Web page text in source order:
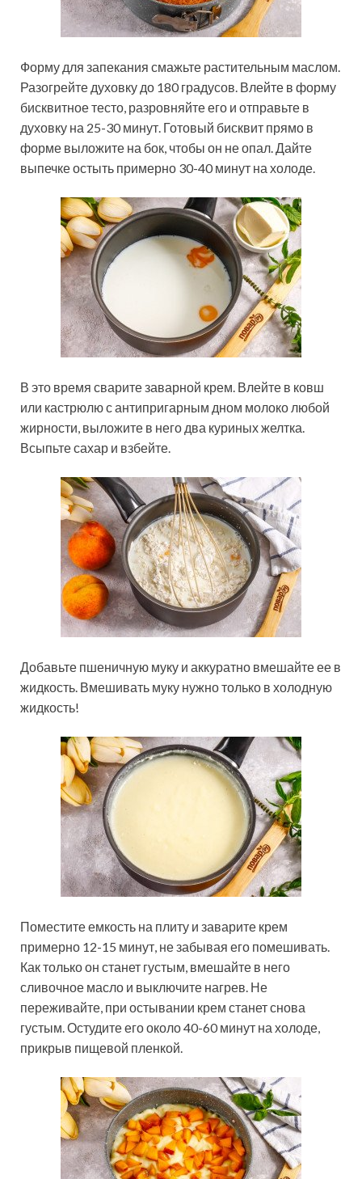
Форму для запекания смажьте растительным маслом.
Разогрейте духовку до 180 градусов. Влейте в форму
бисквитное тесто, разровняйте его и отправьте в
духовку на 25-30 минут. Готовый бисквит прямо в
форме выложите на бок, чтобы он не опал. Дайте
выпечке остыть примерно 30-40 минут на холоде.
В это время сварите заварной крем. Влейте в ковш
или кастрюлю с антипригарным дном молоко любой
жирности, выложите в него два куриных желтка.
Всыпьте сахар и взбейте.
Добавьте пшеничную муку и аккуратно вмешайте ее в
жидкость. Вмешивать муку нужно только в холодную
жидкость!
Поместите емкость на плиту и заварите крем
примерно 12-15 минут, не забывая его помешивать.
Как только он станет густым, вмешайте в него
сливочное масло и выключите нагрев. Не
переживайте, при остывании крем станет снова
густым. Остудите его около 40-60 минут на холоде,
прикрыв пищевой пленкой.